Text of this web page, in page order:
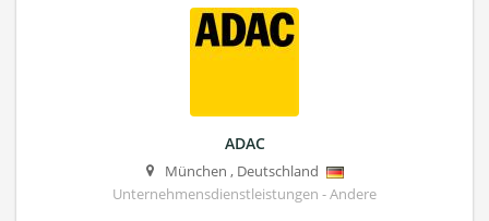
ADAC
München , Deutschland
Unternehmensdienstleistungen - Andere